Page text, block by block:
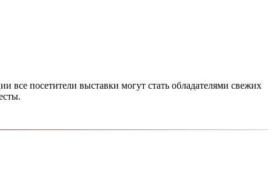
все посетители выставки могут стать обладателями свежих